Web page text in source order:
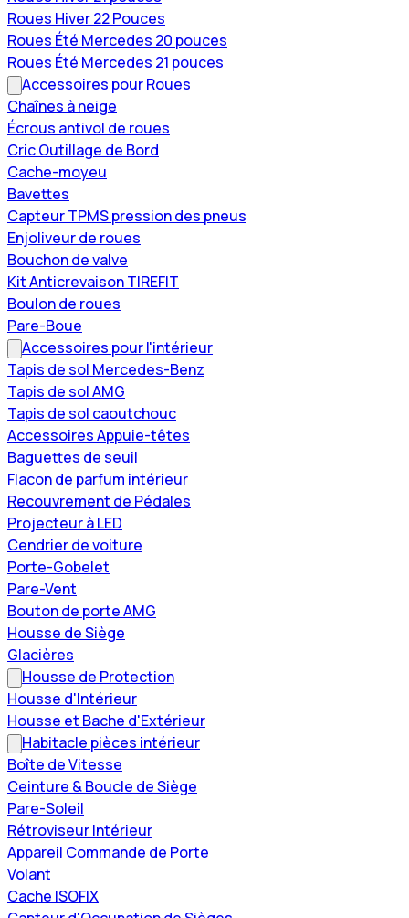
Roues Hiver 22 Pouces
Roues Été Mercedes 20 pouces
Roues Été Mercedes 21 pouces
Accessoires pour Roues
Chaînes à neige
Écrous antivol de roues
Cric Outillage de Bord
Cache-moyeu
Bavettes
Capteur TPMS pression des pneus
Enjoliveur de roues
Bouchon de valve
Kit Anticrevaison TIREFIT
Boulon de roues
Pare-Boue
Accessoires pour l'intérieur
Tapis de sol Mercedes-Benz
Tapis de sol AMG
Tapis de sol caoutchouc
Accessoires Appuie-têtes
Baguettes de seuil
Flacon de parfum intérieur
Recouvrement de Pédales
Projecteur à LED
Cendrier de voiture
Porte-Gobelet
Pare-Vent
Bouton de porte AMG
Housse de Siège
Glacières
Housse de Protection
Housse d'Intérieur
Housse et Bache d'Extérieur
Habitacle pièces intérieur
Boîte de Vitesse
Ceinture & Boucle de Siège
Pare-Soleil
Rétroviseur Intérieur
Appareil Commande de Porte
Volant
Cache ISOFIX